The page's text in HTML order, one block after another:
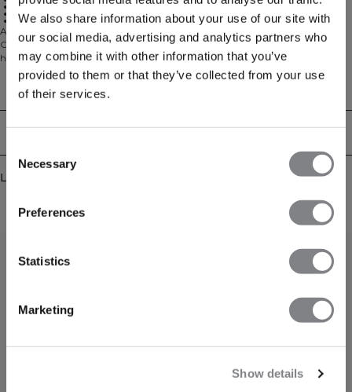
We also share information about your use of our site with
our social media, advertising and analytics partners who
may combine it with other information that you’ve
provided to them or that they’ve collected from your use
of their services.
Selection
Necessary
Preferences
Statistics
Marketing
Show details
Brodert ICIW-logo
Avslappet passform
Avkortet lengde med splitt i sidene
Avkortet genser med rund hals i et behagelig strikket materiale. Soft Knit
Cropped Crewneck er din nye bestevenn i sofaen etter trening eller på
hviledagen. Materialet i bomullsblanding er tungt og mykt for optimal
komfort. Genseren har ribbede mansjetter og en behagelig, avslappet
passform med nedsenket skulder. Vi anbefaler at plagget oppbevares brettet
og liggende for å holde formen. Genseren har avkortet lengde med splitt i
sidene. 90% bomull, 10% elastan.
Tekniske egenskaper
Levering og retur
Lignende produkter